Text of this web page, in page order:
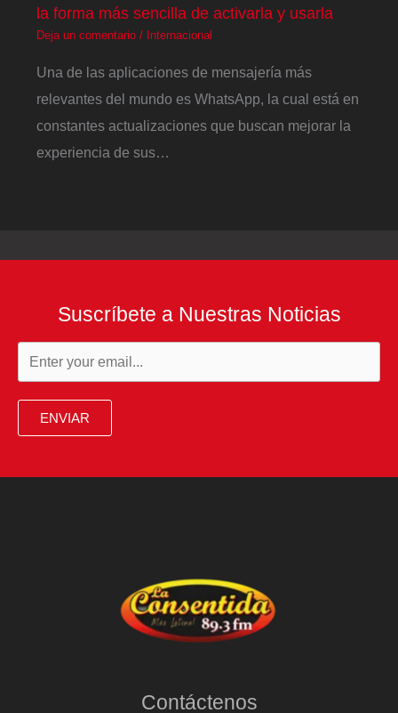
la forma más sencilla de activarla y usarla
Deja un comentario / Internacional
Una de las aplicaciones de mensajería más
relevantes del mundo es WhatsApp, la cual está en
constantes actualizaciones que buscan mejorar la
experiencia de sus…
Suscríbete a Nuestras Noticias
ENVIAR
Contáctenos